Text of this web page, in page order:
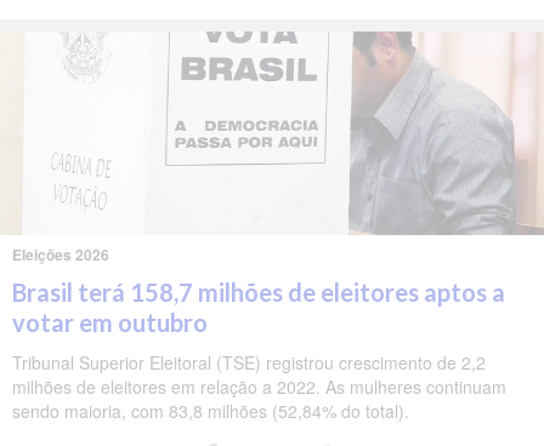
Eleições 2026
Brasil terá 158,7 milhões de eleitores aptos a
votar em outubro
Tribunal Superior Eleitoral (TSE) registrou crescimento de 2,2
milhões de eleitores em relação a 2022. As mulheres continuam
sendo maioria, com 83,8 milhões (52,84% do total).